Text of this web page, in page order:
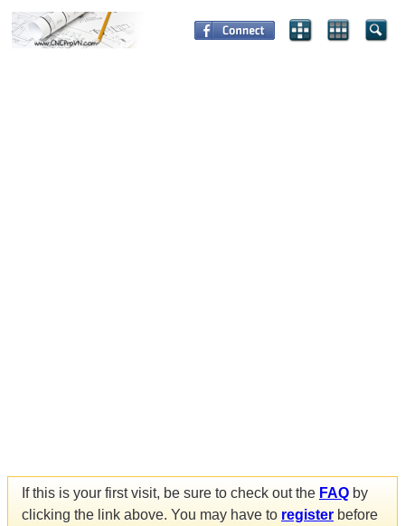
If this is your first visit, be sure to check out the FAQ by
clicking the link above. You may have to register before